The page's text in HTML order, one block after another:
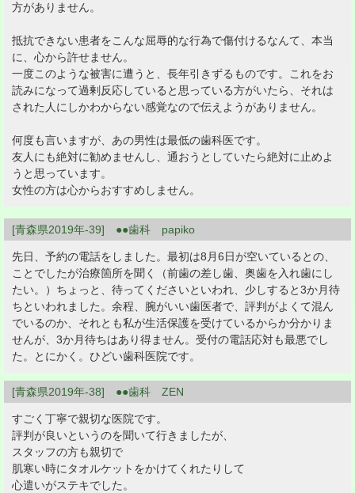
方がありません。
抵抗できない患者をこんな屈辱的な行為で傷付けるなんて、本当
に、心から許せません。
一度このような被害に遭うと、長年引きずるものです。これをお
読みになって過剰反応していると思っている方がいたら、それは
された人にしかわからない感覚なので伝えようがありません。
何度も言いますが、あの男性は最低の歯科医です。
友人にも絶対に勧めませんし、通おうとしていたら絶対に止めよ
うと思っています。
女性の方は心からおすすめしません。
[青森県2019年-39] ●●歯科 papiko
先日、予約の電話をしました。最初は8月6日が空いているとの、
ことでしたが治療箇所を聞く（前歯の差し歯、奥歯を入れ歯にし
たい。）ちょっと、待ってくださいといわれ、少しすると3か月待
ちといわれました。余程、腕がいい歯医者で、評判がよくて混ん
でいるのか、それとも私が生活保護を受けているからか分かりま
せんが、3か月待ちはあり得ません。受付の電話応対も最悪でし
た。とにかく。ひどい歯科医院です。
[青森県2019年-38] ●●歯科 ZEN
すごく丁寧で親切な医院です。
評判が良いというのを聞いて行きましたが、
スタッフの方も親切で
肌寒い時にタオルケットをかけてくれたりして
心遣いがステキでした。